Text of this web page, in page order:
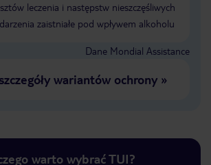
leczenia i następstw nieszczęśliwych
zaistniałe pod wpływem alkoholu
Dane Mondial Assistance
wariantów ochrony»
warto wybrać TUI?